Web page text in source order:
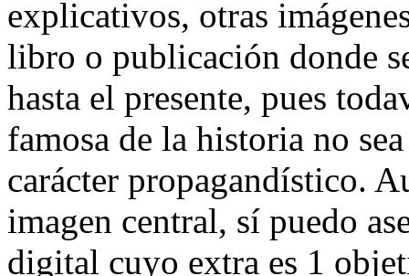
explicativos, otras
libro o publicación donde
hasta el presente, pues
famosa de la historia no
carácter propagandístico.
imagen central, sí puedo
digital cuyo extra es 1